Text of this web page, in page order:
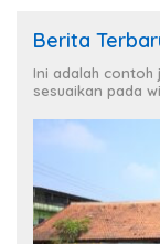
Berita
Ini adalah contoh
sesuaikan pada